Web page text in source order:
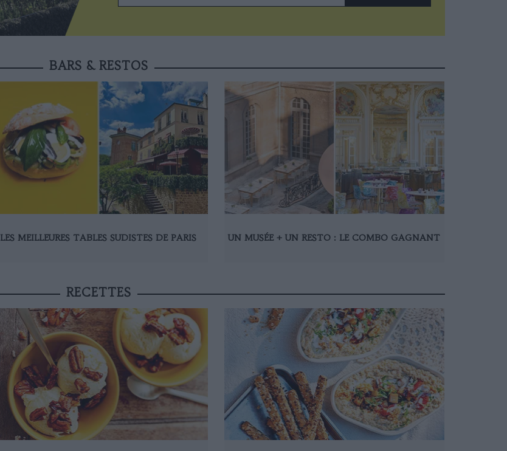
BARS & RESTOS
LES MEILLEURES TABLES SUDISTES DE PARIS UN MUSÉE + UN RESTO : LE COMBO GAGNANT
RECETTES